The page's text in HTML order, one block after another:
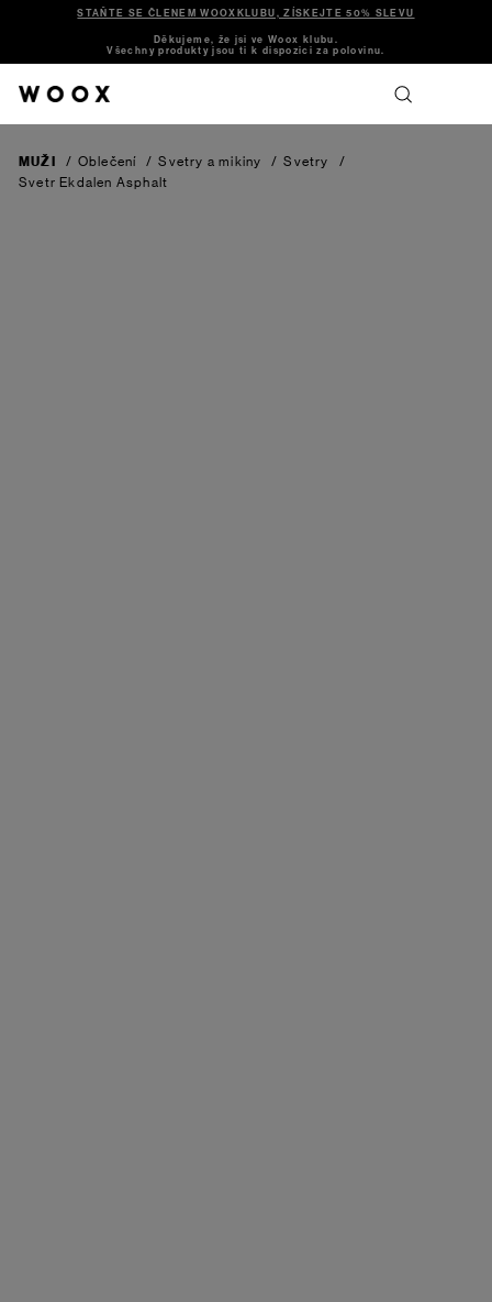
STAŇTE SE ČLENEM WOOXKLUBU, ZÍSKEJTE 50% SLEVU
Děkujeme, že jsi ve Woox klubu.
Všechny produkty jsou ti k dispozici za polovinu.
MUŽI / Oblečení / Svetry a mikiny / Svetry
/
Svetr Ekdalen Asphalt